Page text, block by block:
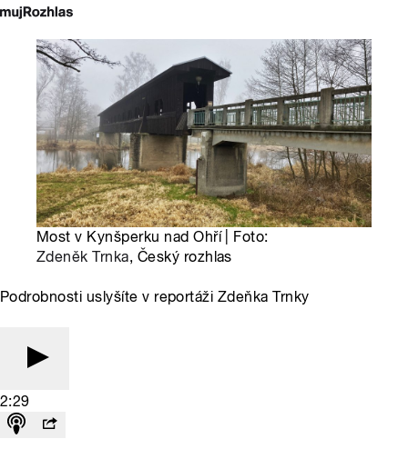
Most v Kynšperku nad Ohří | Foto:
Zdeněk Trnka, Český rozhlas
Podrobnosti uslyšíte v reportáži Zdeňka Trnky
2:29